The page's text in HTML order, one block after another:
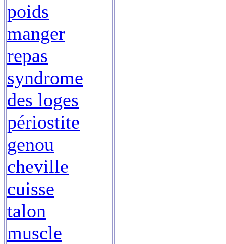
poids
manger
repas
syndrome
des loges
périostite
genou
cheville
cuisse
talon
muscle